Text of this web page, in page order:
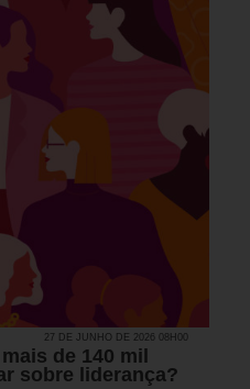
27 DE JUNHO DE 2026 08H00
de 140 mil
sobre liderança?